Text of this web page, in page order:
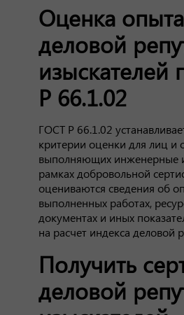
Оценка
деловой
изыскателей
Р 66.1.02
ГОСТ Р 66.1.02
критерии оценки для лиц и
выполняющих инженерные
рамках добровольной
оцениваются сведения об
выполненных работах,
документах и иных
на расчет индекса деловой
Получить
деловой